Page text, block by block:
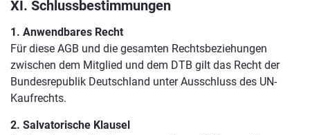
XI. Schlussbestimmungen
1. Anwendbares Recht
Für diese AGB und die gesamten Rechtsbeziehungen
zwischen dem Mitglied und dem DTB gilt das Recht der
Bundesrepublik Deutschland unter Ausschluss des UN-
Kaufrechts.
2. Salvatorische Klausel